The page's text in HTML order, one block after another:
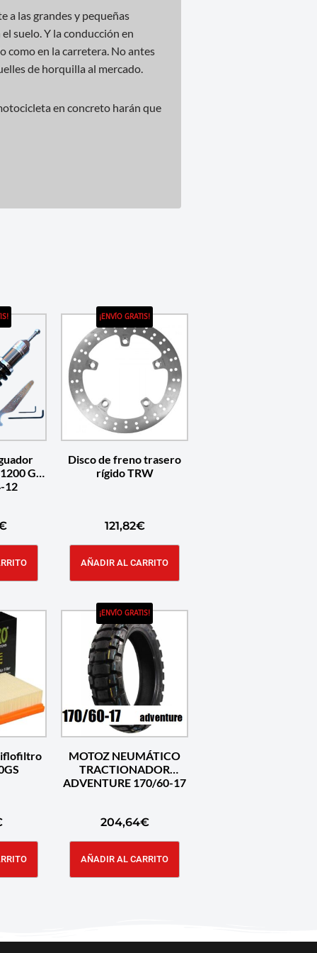
a las grandes y pequeñas
suelo. Y la conducción en
como en la carretera. No antes
de horquilla al mercado.
en concreto harán que
GS
12
¡ENVÍO GRATIS!
Disco de freno trasero
rígido TRW
121,82€
AÑADIR AL CARRITO
¡ENVÍO GRATIS!
MOTOZ NEUMÁTICO
TRACTIONADOR
ADVENTURE 170/60-17
204,64€
AÑADIR AL CARRITO